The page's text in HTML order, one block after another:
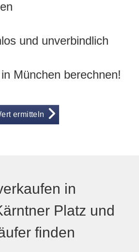
und unverbindlich
München berechnen!
ermitteln
in
Platz und
finden